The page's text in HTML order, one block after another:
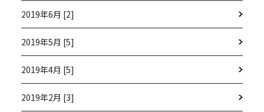
2019年6月 [2]
2019年5月 [5]
2019年4月 [5]
2019年2月 [3]